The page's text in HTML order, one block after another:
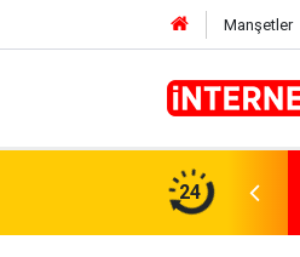
Manşetler
24
TL Yükseliyor: İşte Yeni